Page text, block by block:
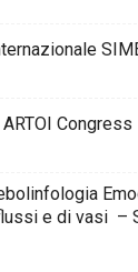
Congress
e di vasi –